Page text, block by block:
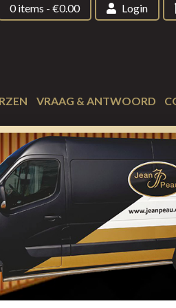
0 items -€0.00 Login
VRAAG & ANTWOORD